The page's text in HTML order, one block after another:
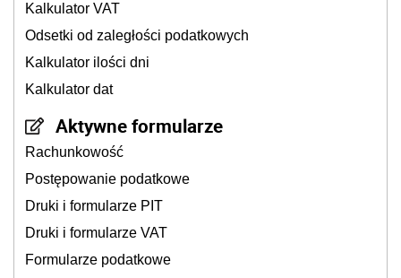
Kalkulator VAT
Odsetki od zaległości podatkowych
Kalkulator ilości dni
Kalkulator dat
Aktywne formularze
Rachunkowość
Postępowanie podatkowe
Druki i formularze PIT
Druki i formularze VAT
Formularze podatkowe